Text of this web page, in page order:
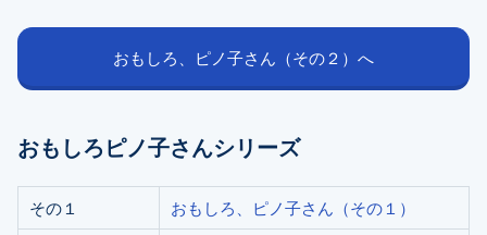
おもしろ、ピノ子さん（その２）へ
おもしろピノ子さんシリーズ
その１ おもしろ、ピノ子さん（その１）